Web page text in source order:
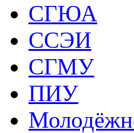
СГЮА
ССЭИ
СГМУ
ПИУ